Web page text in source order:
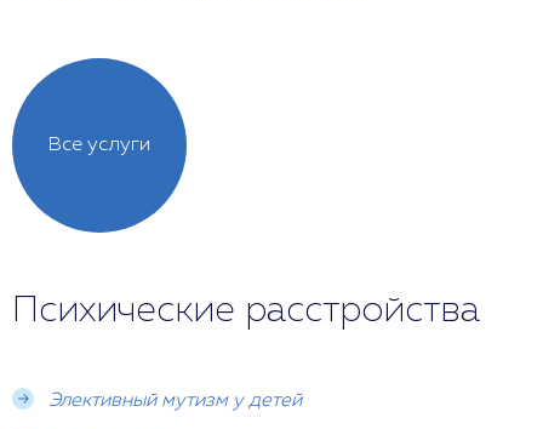
Все услуги
Психические расстройства
Элективный мутизм у детей